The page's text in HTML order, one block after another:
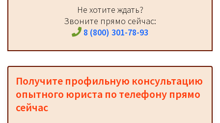
Не хотите ждать?
Звоните прямо сейчас:
8 (800) 301-78-93
Получите профильную консультацию
опытного юриста по телефону прямо
сейчас